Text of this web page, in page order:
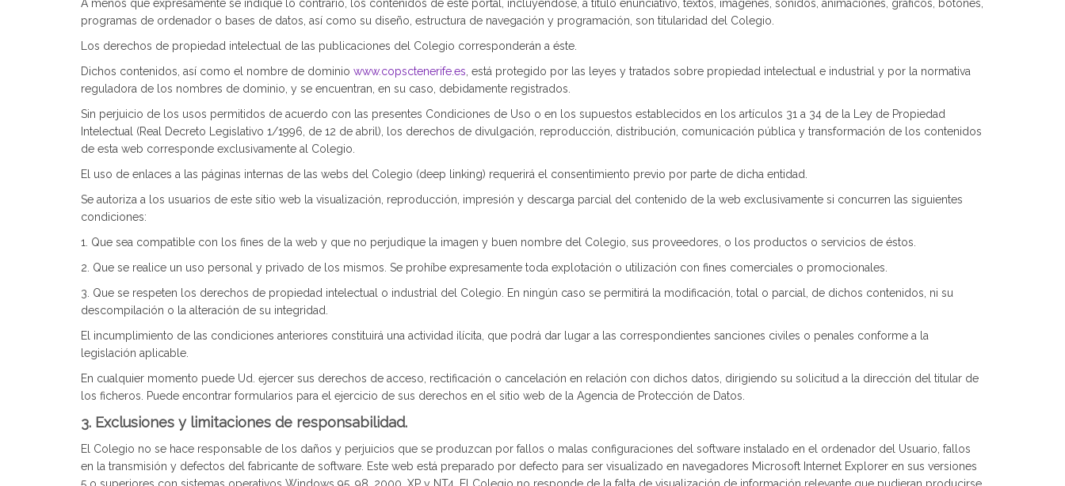
A menos que expresamente se indique lo contrario, los contenidos de este portal, incluyéndose, a título enunciativo, textos, imágenes, sonidos, animaciones, gráficos, botones,
programas de ordenador o bases de datos, así como su diseño, estructura de navegación y programación, son titularidad del Colegio.
Los derechos de propiedad intelectual de las publicaciones del Colegio corresponderán a éste.
Dichos contenidos, así como el nombre de dominio www.copsctenerife.es , está protegido por las leyes y tratados sobre propiedad intelectual e industrial y por la normativa
reguladora de los nombres de dominio, y se encuentran, en su caso, debidamente registrados.
Sin perjuicio de los usos permitidos de acuerdo con las presentes Condiciones de Uso o en los supuestos establecidos en los artículos 31 a 34 de la Ley de Propiedad
Intelectual (Real Decreto Legislativo 1/1996, de 12 de abril), los derechos de divulgación, reproducción, distribución, comunicación pública y transformación de los contenidos
de esta web corresponde exclusivamente al Colegio.
El uso de enlaces a las páginas internas de las webs del Colegio (deep linking) requerirá el consentimiento previo por parte de dicha entidad.
Se autoriza a los usuarios de este sitio web la visualización, reproducción, impresión y descarga parcial del contenido de la web exclusivamente si concurren las siguientes
condiciones:
1. Que sea compatible con los fines de la web y que no perjudique la imagen y buen nombre del Colegio, sus proveedores, o los productos o servicios de éstos.
2. Que se realice un uso personal y privado de los mismos. Se prohíbe expresamente toda explotación o utilización con fines comerciales o promocionales.
3. Que se respeten los derechos de propiedad intelectual o industrial del Colegio. En ningún caso se permitirá la modificación, total o parcial, de dichos contenidos, ni su
descompilación o la alteración de su integridad.
El incumplimiento de las condiciones anteriores constituirá una actividad ilícita, que podrá dar lugar a las correspondientes sanciones civiles o penales conforme a la
legislación aplicable.
En cualquier momento puede Ud. ejercer sus derechos de acceso, rectificación o cancelación en relación con dichos datos, dirigiendo su solicitud a la dirección del titular de
los ficheros. Puede encontrar formularios para el ejercicio de sus derechos en el sitio web de la Agencia de Protección de Datos.
3. Exclusiones y limitaciones de responsabilidad.
El Colegio no se hace responsable de los daños y perjuicios que se produzcan por fallos o malas configuraciones del software instalado en el ordenador del Usuario, fallos
en la transmisión y defectos del fabricante de software. Este web está preparado por defecto para ser visualizado en navegadores Microsoft Internet Explorer en sus versiones